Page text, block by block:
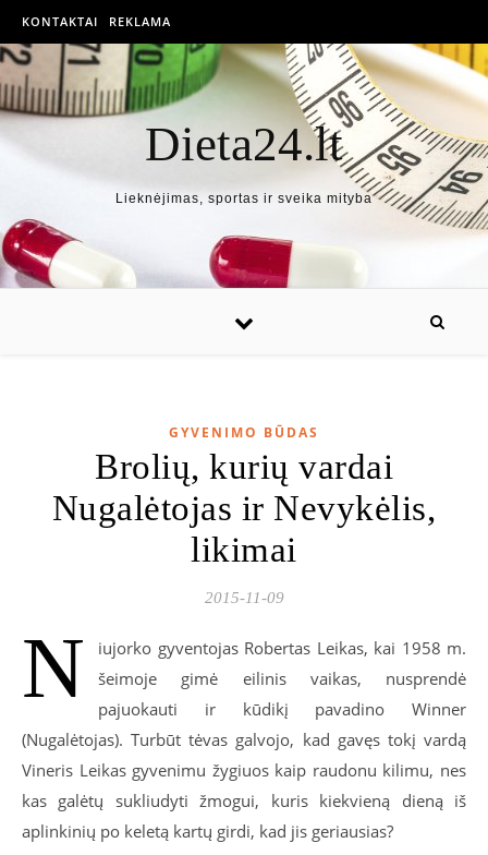
KONTAKTAI REKLAMA
Dieta24.lt
Lieknėjimas, sportas ir sveika mityba
GYVENIMO BŪDAS
Brolių, kurių vardai
Nugalėtojas ir Nevykėlis,
likimai
2015-11-09
N
iujorko gyventojas Robertas Leikas, kai 1958 m.
šeimoje gimė eilinis vaikas, nusprendė
pajuokauti ir kūdikį pavadino Winner
(Nugalėtojas). Turbūt tėvas galvojo, kad gavęs tokį vardą
Vineris Leikas gyvenimu žygiuos kaip raudonu kilimu, nes
kas galėtų sukliudyti žmogui, kuris kiekvieną dieną iš
aplinkinių po keletą kartų girdi, kad jis geriausias?